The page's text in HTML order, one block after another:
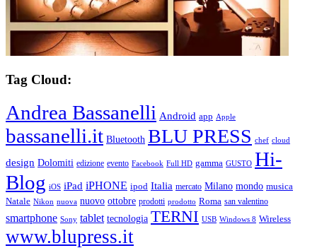
Tag Cloud:
Andrea Bassanelli Android app Apple
bassanelli.it Bluetooth BLU PRESS chef cloud
design Dolomiti edizione evento Facebook Full HD gamma GUSTO Hi-
Blog iOS iPad iPHONE ipod Italia mercato Milano mondo musica
Natale Nikon nuova nuovo ottobre prodotti prodotto Roma san valentino
smartphone Sony tablet tecnologia TERNI USB Windows 8 Wireless
www.blupress.it